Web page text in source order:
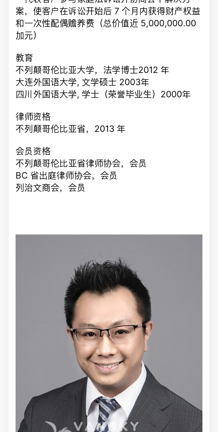
案，使客户在诉讼开始后 7 个月内获得财产权益
和一次性配偶赡养费（总价值近 5,000,000.00
加元）
教育
不列颠哥伦比亚大学，法学博士2012 年
大连外国语大学, 文学硕士 2003年
四川外国语大学, 学士（荣誉毕业生）2000年
律师资格
不列颠哥伦比亚省，2013 年
会员资格
不列颠哥伦比亚省律师协会，会员
BC 省出庭律师协会，会员
列治文商会，会员